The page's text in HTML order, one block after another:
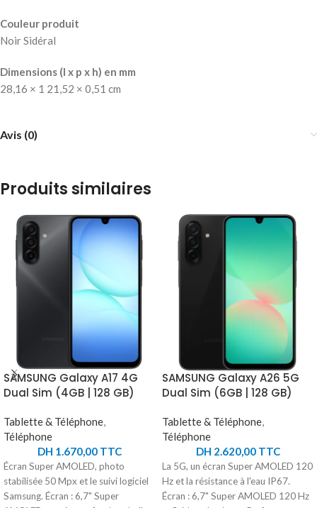
Couleur produit
Noir Sidéral
Dimensions (l x p x h) en mm
28,16 × 1 21,52 × 0,51 cm
Avis (0)
Produits similaires
SAMSUNG Galaxy A17 4G
Dual Sim (4GB | 128 GB)
Tablette & Téléphone,
Téléphone
DH 1.670,00TTC
Écran Super AMOLED, photo
stabilisée 50 Mpx et le suivi logiciel
Samsung. Écran : 6,7" Super
SAMSUNG Galaxy A26 5G
Dual Sim (6GB | 128 GB)
Tablette & Téléphone,
Téléphone
DH 2.620,00TTC
La 5G, un écran Super AMOLED 120
Hz et la résistance à l'eau IP67.
Écran : 6,7" Super AMOLED 120 Hz